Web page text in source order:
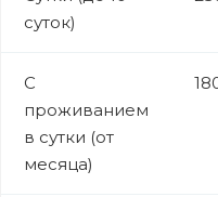
суток)
С
проживанием
в сутки (от
месяца)